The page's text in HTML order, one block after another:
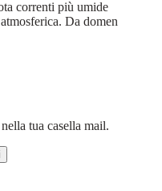
correnti più umide
Da domen
tua casella mail.